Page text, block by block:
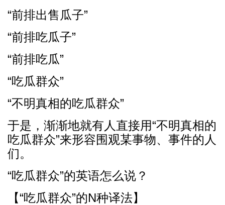
“前排出售瓜子”
“前排吃瓜子”
“前排吃瓜”
“吃瓜群众”
“不明真相的吃瓜群众”
于是，渐渐地就有人直接用“不明真相的
吃瓜群众”来形容围观某事物、事件的人
们。
“吃瓜群众”的英语怎么说？
【“吃瓜群众”的N种译法】